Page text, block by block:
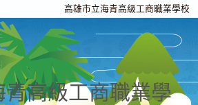
高雄市立海青高級工商職業學校
高級工商職業學